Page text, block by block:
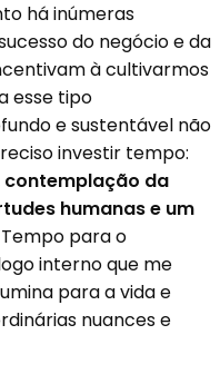
há inúmeras
do negócio e da
à cultivarmos
esse tipo
e sustentável não
investir tempo:
contemplação da
humanas e um
para o
interno que me
para a vida e
nuances e